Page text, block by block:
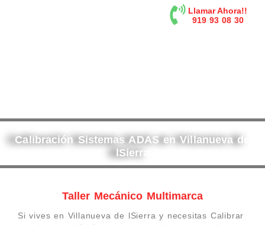
Llamar Ahora!!
919 93 08 30
Calibración Sistemas ADAS en Villanueva de
lSierra
Taller Mecánico Multimarca
Si vives en Villanueva de lSierra y necesitas Calibrar